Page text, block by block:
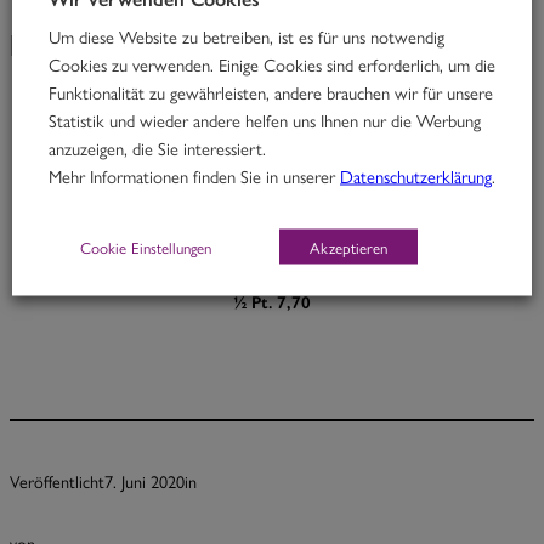
KW 24/20
Thai Rindfleischcurry mit Zitronengras, Chili & Kartoffeln
H, E
½ Pt. 7,70
Veröffentlicht7. Juni 2020in
Um diese Website zu betreiben, ist es für uns notwendig
Cookies zu verwenden. Einige Cookies sind erforderlich, um die
Funktionalität zu gewährleisten, andere brauchen wir für unsere
Statistik und wieder andere helfen uns Ihnen nur die Werbung
anzuzeigen, die Sie interessiert.
Mehr Informationen finden Sie in unsererDatenschutzerklärung
Cookie Einstellungen Akzeptieren